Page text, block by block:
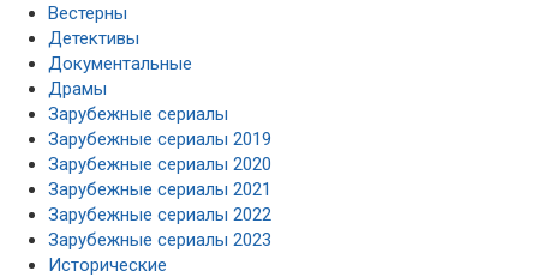
Вестерны
Детективы
Документальные
Драмы
Зарубежные сериалы
Зарубежные сериалы 2019
Зарубежные сериалы 2020
Зарубежные сериалы 2021
Зарубежные сериалы 2022
Зарубежные сериалы 2023
Исторические